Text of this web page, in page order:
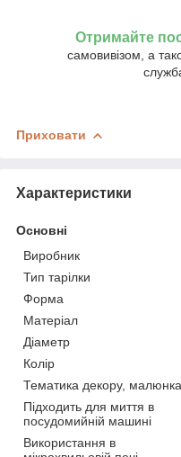
Отримайте
самовивізом, а
Приховати
Характеристики
Основні
Виробник
Тип тарілки
Форма
Матеріал
Діаметр
Колір
Тематика декору, малюнка
Підходить для миття в
посудомийній машині
Використання в